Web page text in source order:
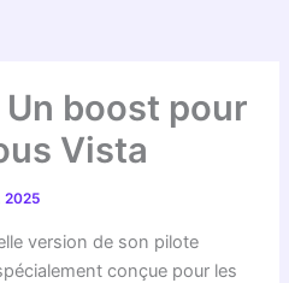
boost pour
Vista
2025
version de son pilote
conçue pour les